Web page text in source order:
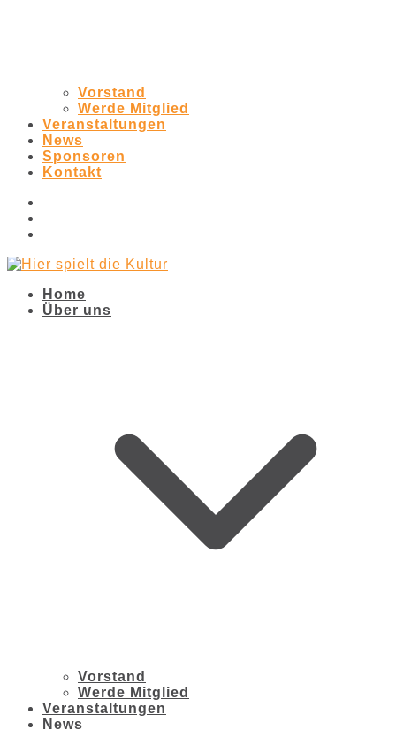
Vorstand
Werde Mitglied
Veranstaltungen
News
Sponsoren
Kontakt
Home
Über uns
Vorstand
Werde Mitglied
Veranstaltungen
News